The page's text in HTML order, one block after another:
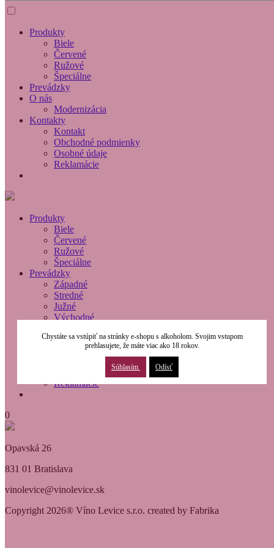
Produkty
Biele
Červené
Ružové
Špeciálne
Prevádzky
O nás
Modernizácia
Kontakty
Kontakt
Obchodné podmienky
Osobné údaje
Reklamácie
Produkty
Biele
Červené
Ružové
Špeciálne
Prevádzky
Západné
Stredné
Južné
Východné
Modernizácia
Reklamácie
0
Opavská 26
831 01 Bratislava
vinolevice@vinolevice.sk
Copyright 2026® Víno Levice s.r.o. created by Fabrika
Chystáte sa vstúpiť na stránky e-shopu s alkoholom. Svojim vstupom
prehlasujete, že máte viac ako 18 rokov.
Súhlasím Odísť